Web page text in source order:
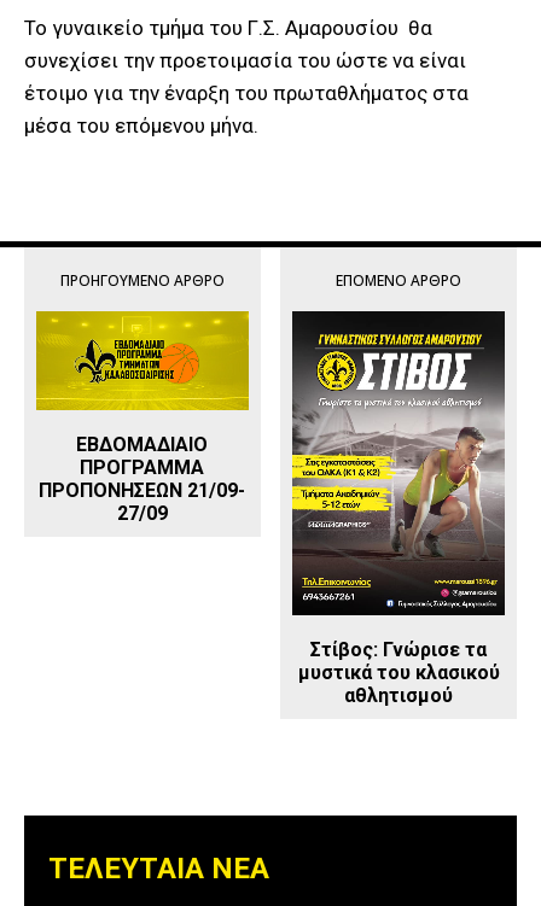
Το γυναικείο τμήμα του Γ.Σ. Αμαρουσίου θα
συνεχίσει την προετοιμασία του ώστε να είναι
έτοιμο για την έναρξη του πρωταθλήματος στα
μέσα του επόμενου μήνα.
ΠΡΟΗΓΟΎΜΕΝΟ ΆΡΘΡΟ
ΕΒΔΟΜΑΔΙΑΙΟ
ΠΡΟΓΡΑΜΜΑ
ΠΡΟΠΟΝΗΣΕΩΝ 21/09-
27/09
ΕΠΌΜΕΝΟ ΆΡΘΡΟ
Στίβος: Γνώρισε τα
μυστικά του κλασικού
αθλητισμού
ΤΕΛΕΥΤΑΙΑ ΝΕΑ